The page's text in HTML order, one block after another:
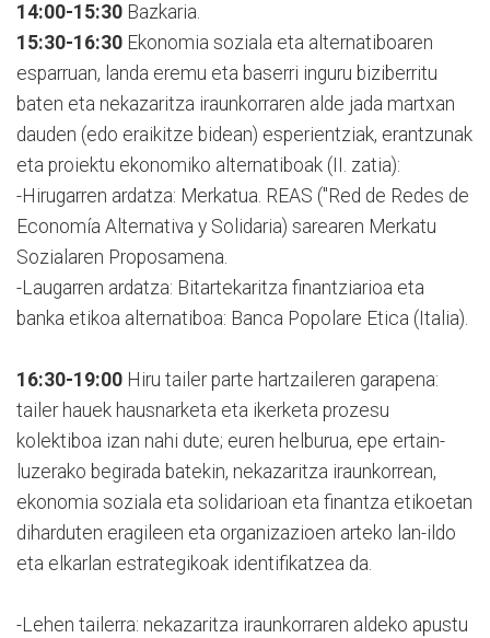
14:00-15:30 Bazkaria.
15:30-16:30 Ekonomia soziala eta alternatiboaren
esparruan, landa eremu eta baserri inguru biziberritu
baten eta nekazaritza iraunkorraren alde jada martxan
dauden (edo eraikitze bidean) esperientziak, erantzunak
eta proiektu ekonomiko alternatiboak (II. zatia):
-Hirugarren ardatza: Merkatua. REAS ("Red de Redes de
Economía Alternativa y Solidaria) sarearen Merkatu
Sozialaren Proposamena.
-Laugarren ardatza: Bitartekaritza finantziarioa eta
banka etikoa alternatiboa: Banca Popolare Etica (Italia).
16:30-19:00 Hiru tailer parte hartzaileren garapena:
tailer hauek hausnarketa eta ikerketa prozesu
kolektiboa izan nahi dute; euren helburua, epe ertain-
luzerako begirada batekin, nekazaritza iraunkorrean,
ekonomia soziala eta solidarioan eta finantza etikoetan
diharduten eragileen eta organizazioen arteko lan-ildo
eta elkarlan estrategikoak identifikatzea da.
-Lehen tailerra: nekazaritza iraunkorraren aldeko apustu